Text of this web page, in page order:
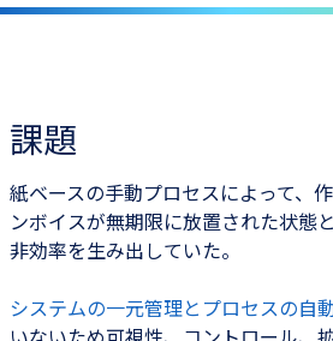
課題
紙ベースの手動プロセスによって、
ンボイスが無期限に放置された状態
非効率を生み出していた。
システムの一元管理とプロセスの自